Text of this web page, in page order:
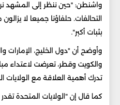
واشنطن: "حين ننظر إلى المشهد
التحالفات. حلفاؤنا جميعا لا
بثبات أكبر".
وأوضح أن "دول الخليج، الإمارات
والكويت وقطر، تعرضت لاعتداء
تدرك أهمية العلاقة مع الولايات
كما قال إن "الولايات المتحدة